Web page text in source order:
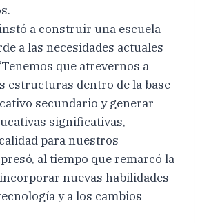
a construir una escuela
a las necesidades actuales
que atrevernos a
estructuras dentro de la base
secundario y generar
significativas,
para nuestros
al tiempo que remarcó la
nuevas habilidades
y a los cambios